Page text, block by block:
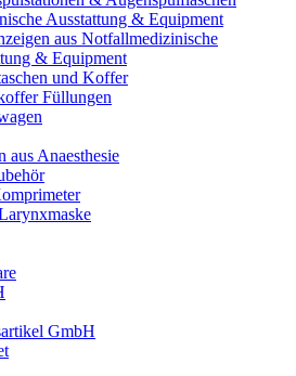
Ausstattung & Equipment
aus Notfallmedizinische
& Equipment
und Koffer
Füllungen
aus Anaesthesie
GmbH